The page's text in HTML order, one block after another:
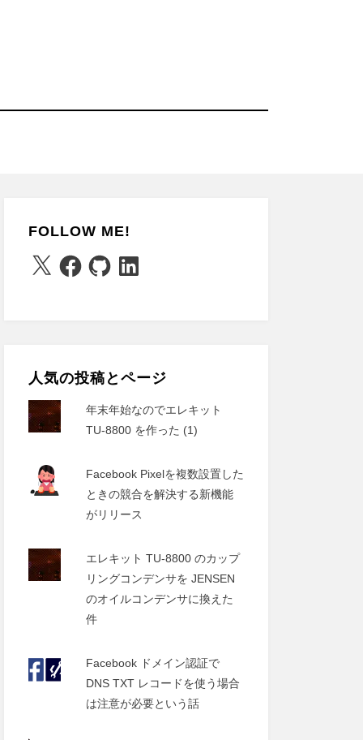
FOLLOW ME!
X Facebook
GitHubLinkedIn
人気の投稿とページ
年末年始なのでエレキット
TU-8800 を作った (1)
Facebook Pixelを複数設置した
ときの競合を解決する新機能
がリリース
エレキット TU-8800 のカップ
リングコンデンサを JENSEN
のオイルコンデンサに換えた
件
Facebook ドメイン認証で
DNS TXT レコードを使う場合
は注意が必要という話